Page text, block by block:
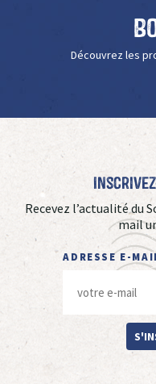
Découvrez les
Recevez l’actualité du
mail
ADRESSE E-